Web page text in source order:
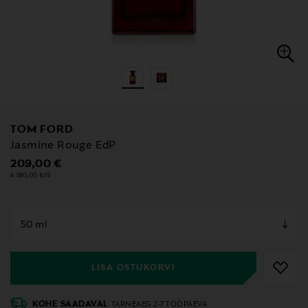
TOM FORD
Jasmine Rouge EdP
Original Price
209,00 €
4 180,00 €/1l
LISA OSTUKORVI
KOHE SAADAVAL TARNEAEG 2-7 TÖÖPÄEVA